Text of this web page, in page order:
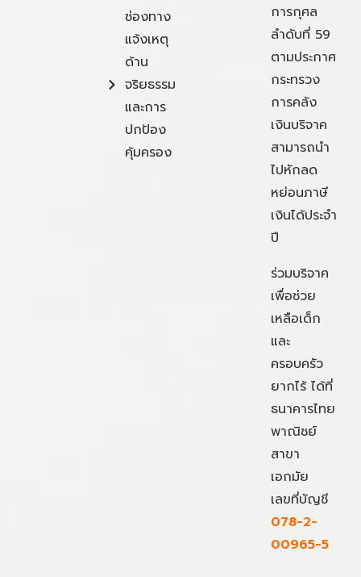
ช่องทาง
แจ้งเหตุ
ด้าน
จริยธรรม
และการ
ปกป้อง
คุ้มครอง
การกุศล
ลำดับที่ 59
ตามประกาศ
กระทรวง
การคลัง
เงินบริจาค
สามารถนำ
ไปหักลด
หย่อนภาษี
เงินได้ประจำ
ปี
ร่วมบริจาค
เพื่อช่วย
เหลือเด็ก
และ
ครอบครัว
ยากไร้ ได้ที่
ธนาคารไทย
พาณิชย์
สาขา
เอกมัย
เลขที่บัญชี
078-2-
00965-5